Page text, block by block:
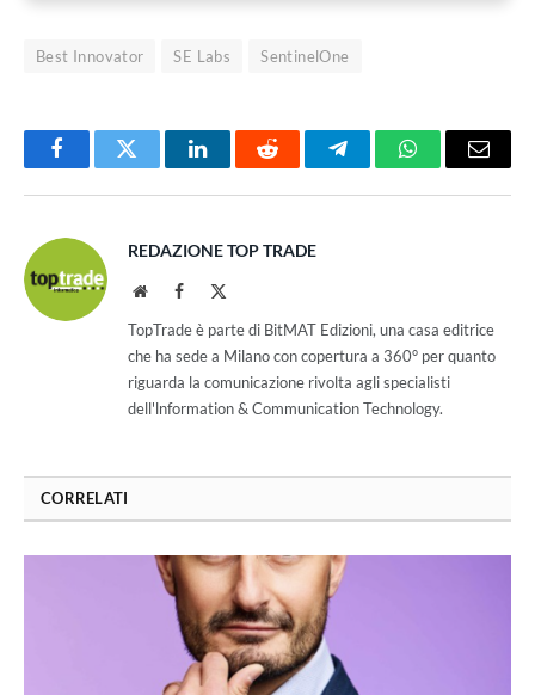
Best Innovator SE Labs SentinelOne
FacebookTwitter LinkedInReddit TelegramWhatsAppEmail
REDAZIONE TOP TRADE
WebsiteFacebook
TopTrade è parte di BitMAT Edizioni, una casa editrice
che ha sede a Milano con copertura a 360° per quanto
riguarda la comunicazione rivolta agli specialisti
dell'lnformation & Communication Technology.
CORRELATI